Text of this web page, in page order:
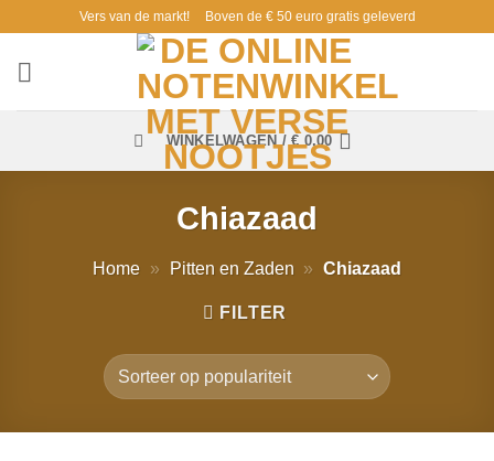
inhoud
Vers van de markt! Boven de € 50 euro gratis geleverd
WINKELWAGEN /€ 0,00
Chiazaad
Home » Pitten en Zaden » Chiazaad
FILTER